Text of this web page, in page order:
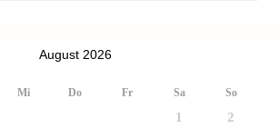
August 2026
Mi Do Fr Sa So
1 2